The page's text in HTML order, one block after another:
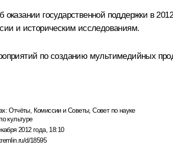
государственной поддержки в
и историческим исследованиям.
по созданию мультимедийных
Отчёты, Комиссии и Советы,Совет по науке
культуре
2012 года, 18:10
d/18595